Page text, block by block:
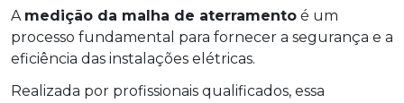
A medição da malha de aterramento é um
processo fundamental para fornecer a segurança e a
eficiência das instalações elétricas.
Realizada por profissionais qualificados, essa